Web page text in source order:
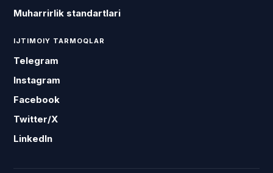
Muharrirlik standartlari
IJTIMOIY TARMOQLAR
Telegram
Instagram
Facebook
Twitter/X
LinkedIn